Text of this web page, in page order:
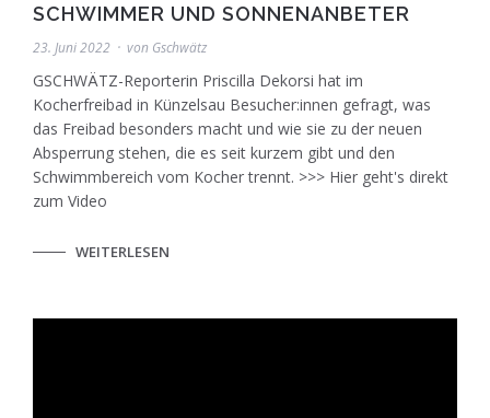
SCHWIMMER UND SONNENANBETER
23. Juni 2022 von Gschwätz
GSCHWÄTZ-Reporterin Priscilla Dekorsi hat im
Kocherfreibad in Künzelsau Besucher:innen gefragt, was
das Freibad besonders macht und wie sie zu der neuen
Absperrung stehen, die es seit kurzem gibt und den
Schwimmbereich vom Kocher trennt. >>> Hier geht's direkt
zum Video
WEITERLESEN